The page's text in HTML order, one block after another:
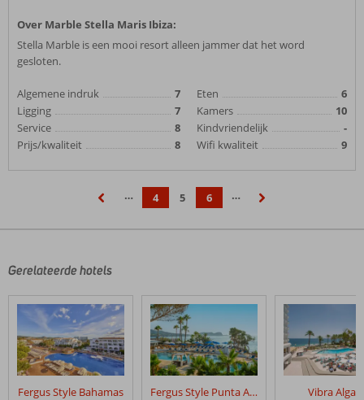
Over Marble Stella Maris Ibiza:
Stella Marble is een mooi resort alleen jammer dat het word
gesloten.
Algemene indruk
7
Ligging
7
Service
8
Prijs/kwaliteit
8
Eten
6
Kamers
10
Kindvriendelijk
-
Wifi kwaliteit
9
… 4 5 6
…
Gerelateerde hotels
Fergus Style Bahamas Fergus Style Punta Arabi Vibra